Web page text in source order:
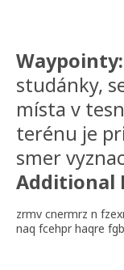
Waypointy:
studánky,
místa v
terénu je
smer
Additional
zrmv cnermrz n
naq fcehpr haqre